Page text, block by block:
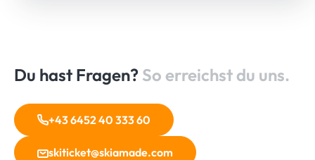
Du hast Fragen? So erreichst du uns.
+43 6452 40 333 60
skiticket@skiamade.com